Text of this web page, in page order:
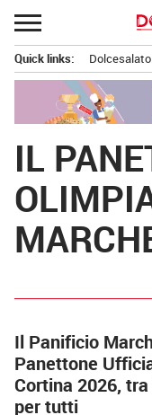
Passa
al
contenuto
principale
Quick links:
IL
Il Panificio
Panettone
Cortina 2026,
per tutti